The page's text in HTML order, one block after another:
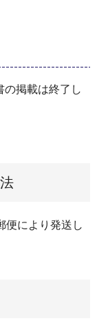
掲載は終了し
便により発送し